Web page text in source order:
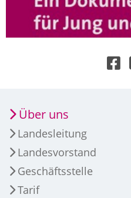
Über uns
Landesleitung
Landesvorstand
Geschäftsstelle
Tarif